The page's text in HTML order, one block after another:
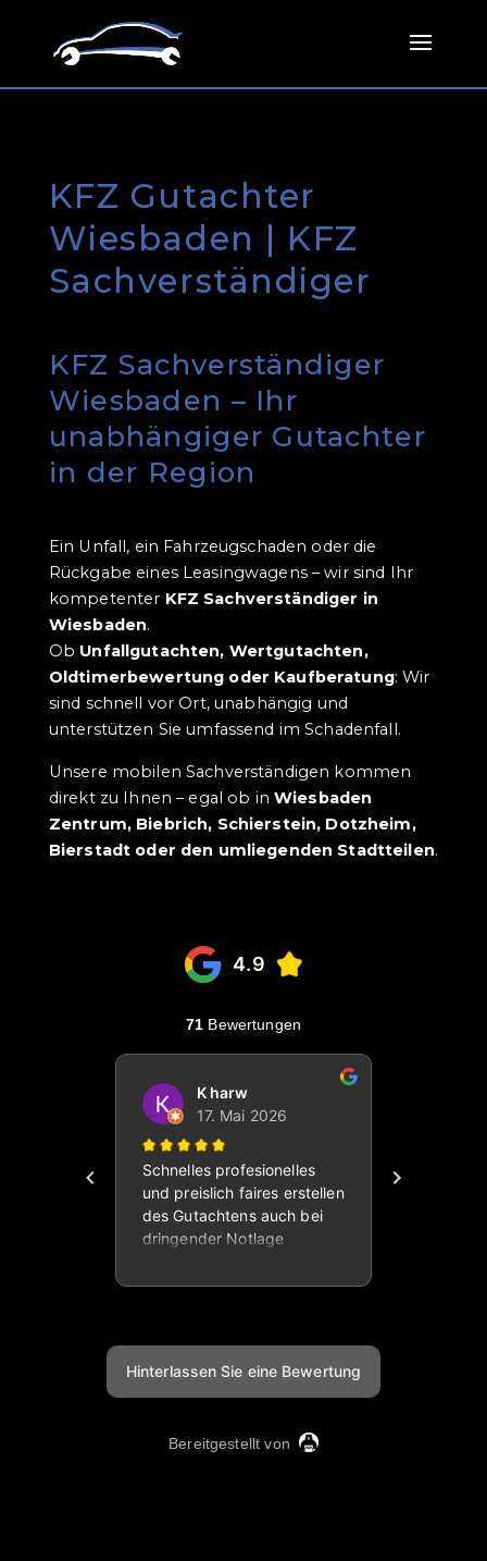
KFZ Gutachter
Wiesbaden | KFZ
Sachverständiger
KFZ Sachverständiger
Wiesbaden – Ihr
unabhängiger Gutachter
in der Region
Ein Unfall, ein Fahrzeugschaden oder die
Rückgabe eines Leasingwagens – wir sind Ihr
kompetenter KFZ Sachverständiger in
Wiesbaden.
Ob Unfallgutachten, Wertgutachten,
Oldtimerbewertung oder Kaufberatung: Wir
sind schnell vor Ort, unabhängig und
unterstützen Sie umfassend im Schadenfall.
Unsere mobilen Sachverständigen kommen
direkt zu Ihnen – egal ob inWiesbaden
Zentrum, Biebrich, Schierstein, Dotzheim,
Bierstadt oder den umliegenden Stadtteilen.